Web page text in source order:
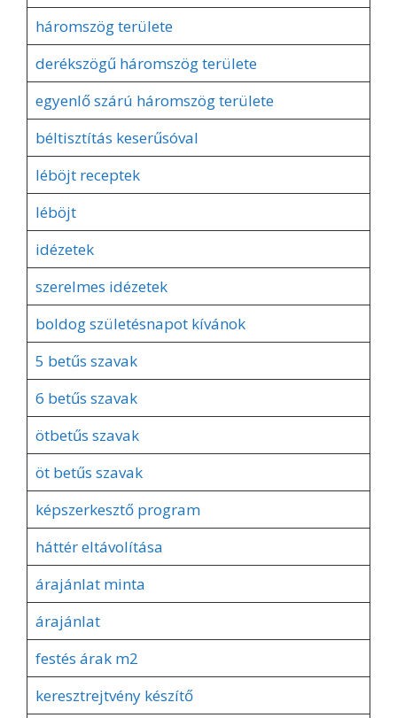
háromszög területe
derékszögű háromszög területe
egyenlő szárú háromszög területe
béltisztítás keserűsóval
léböjt receptek
léböjt
idézetek
szerelmes idézetek
boldog születésnapot kívánok
5 betűs szavak
6 betűs szavak
ötbetűs szavak
öt betűs szavak
képszerkesztő program
háttér eltávolítása
árajánlat minta
árajánlat
festés árak m2
keresztrejtvény készítő